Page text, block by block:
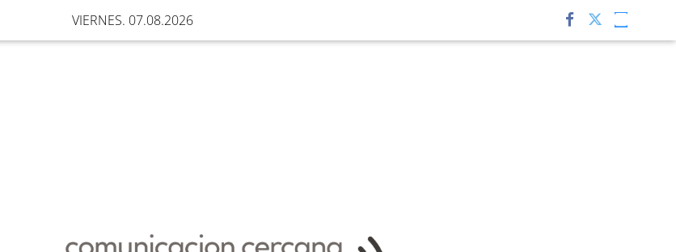
VIERNES. 07.08.2026